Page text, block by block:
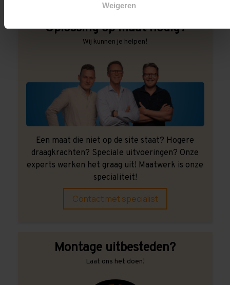
Weigeren
Oplossing op maat nodig?
Wij kunnen je helpen!
Een maat die niet op de site staat? Hogere
draagkrachten? Speciale uitvoeringen? Onze
experts werken het graag uit! Maatwerk is onze
specialiteit!
Contact met specialist
Montage uitbesteden?
Laat ons het doen!